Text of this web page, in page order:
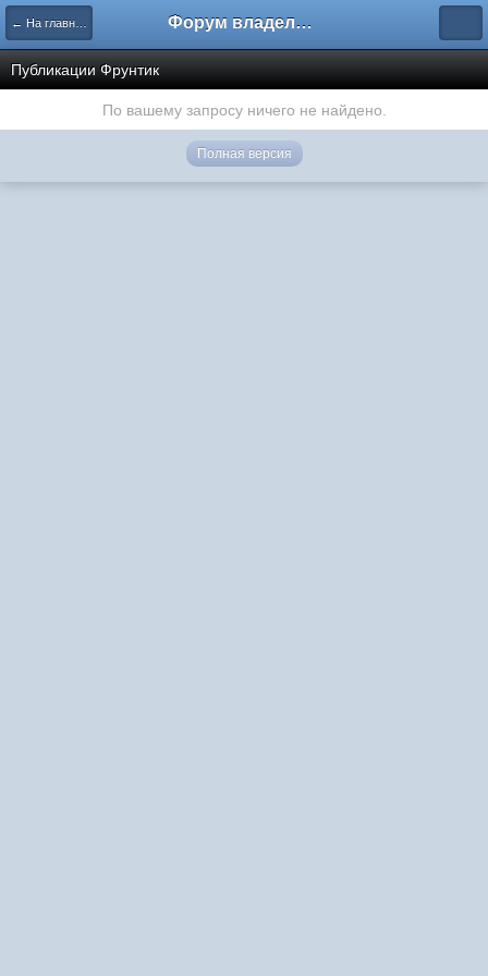
← На главную Форум владельцев интернет-магазинов
Публикации Фрунтик
По вашему запросу ничего не найдено.
Полная версия